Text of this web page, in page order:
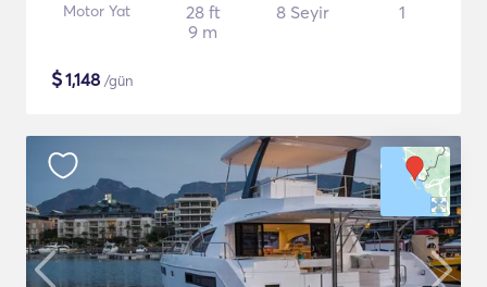
Motor Yat
28 ft
9 m
8 Seyir 1
$1,148 /gün